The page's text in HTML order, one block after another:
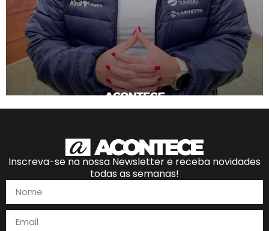
Inscreva-se na nossa Newsletter e receba novidades
todas as semanas!